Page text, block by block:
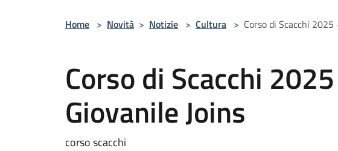
Home > Novità > Notizie > Cultura > Corso di Scacchi
Corso di Scacchi
Giovanile Joins
corso scacchi